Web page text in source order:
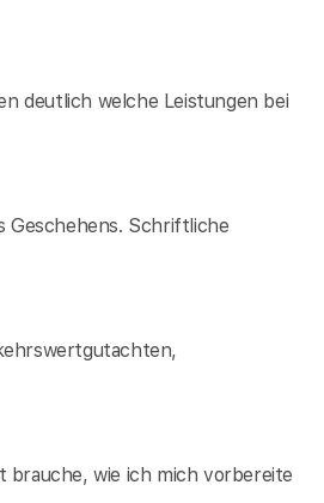
deutlich welche Leistungen bei
Geschehens. Schriftliche
brauche, wie ich mich vorbereite